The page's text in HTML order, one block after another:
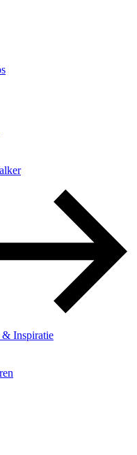
Inspiratie